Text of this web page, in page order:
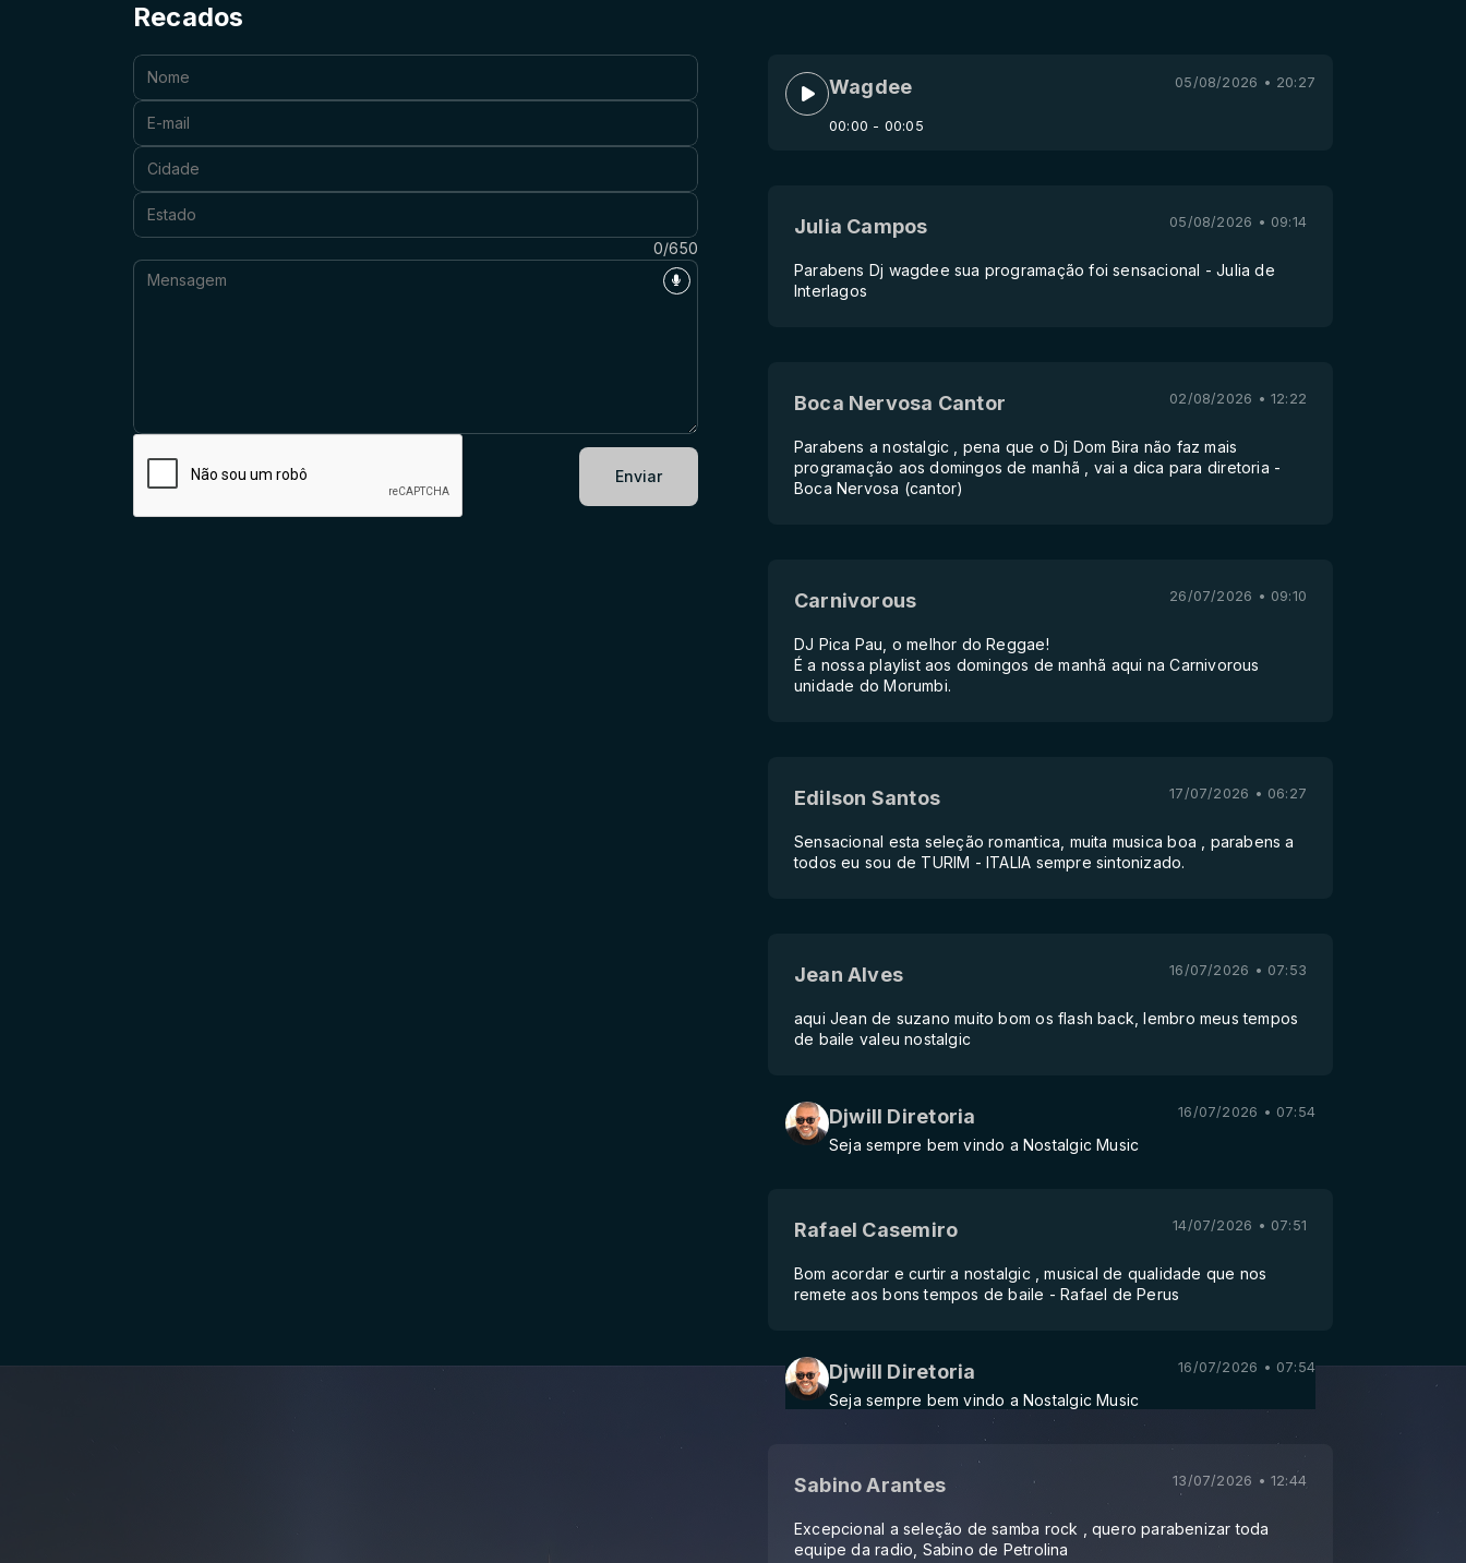
Recados
Nome:
E-mail:
Cidade:
Estado:
0/650
Enviar
Wagdee 05/08/2026 • 20:27
00:00 - 00:05
Julia Campos 05/08/2026 • 09:14
Parabens Dj wagdee sua programação foi sensacional - Julia de
Interlagos
Boca Nervosa Cantor 02/08/2026 • 12:22
Parabens a nostalgic , pena que o Dj Dom Bira não faz mais
programação aos domingos de manhã , vai a dica para diretoria -
Boca Nervosa (cantor)
Carnivorous 26/07/2026 • 09:10
DJ Pica Pau, o melhor do Reggae!
É a nossa playlist aos domingos de manhã aqui na Carnivorous
unidade do Morumbi.
Edilson Santos 17/07/2026 • 06:27
Sensacional esta seleção romantica, muita musica boa , parabens a
todos eu sou de TURIM - ITALIA sempre sintonizado.
Jean Alves 16/07/2026 • 07:53
aqui Jean de suzano muito bom os flash back, lembro meus tempos
de baile valeu nostalgic
Djwill Diretoria 16/07/2026 • 07:54
Seja sempre bem vindo a Nostalgic Music
Rafael Casemiro 14/07/2026 • 07:51
Bom acordar e curtir a nostalgic , musical de qualidade que nos
remete aos bons tempos de baile - Rafael de Perus
Djwill Diretoria 16/07/2026 • 07:54
Seja sempre bem vindo a Nostalgic Music
Sabino Arantes 13/07/2026 • 12:44
Excepcional a seleção de samba rock , quero parabenizar toda
equipe da radio, Sabino de Petrolina